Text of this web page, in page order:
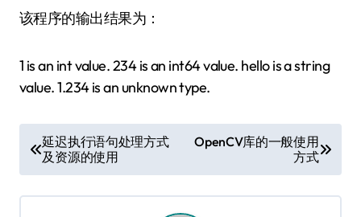
该程序的输出结果为：
1 is an int value. 234 is an int64 value. hello is a string
value. 1.234 is an unknown type.
章
导
延迟执行语句处理方式
及资源的使用
OpenCV库的一般使用
方式